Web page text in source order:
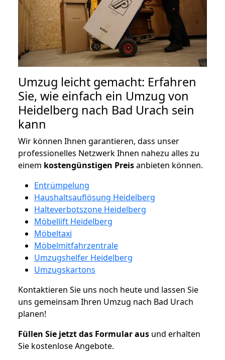
Umzug leicht gemacht: Erfahren
Sie, wie einfach ein Umzug von
Heidelberg nach Bad Urach sein
kann
Wir können Ihnen garantieren, dass unser
professionelles Netzwerk Ihnen nahezu alles zu
einem kostengünstigen Preisanbieten können.
Entrümpelung
Haushaltsauflösung Heidelberg
Halteverbotszone Heidelberg
Möbellift Heidelberg
Möbeltaxi
Möbelmitfahrzentrale
Umzugshelfer Heidelberg
Umzugskartons
Kontaktieren Sie uns noch heute und lassen Sie
uns gemeinsam Ihren Umzug nach Bad Urach
planen!
Füllen Sie jetzt das Formular aus und erhalten
Sie kostenlose Angebote.